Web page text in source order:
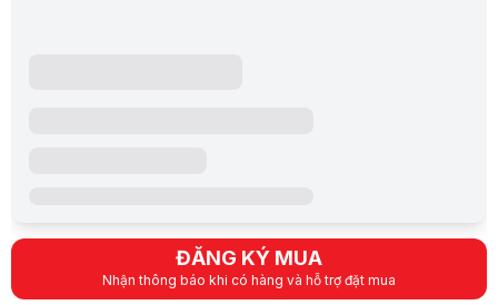
ĐĂNG KÝ MUA
Nhận thông báo khi có hàng và hỗ trợ đặt mua